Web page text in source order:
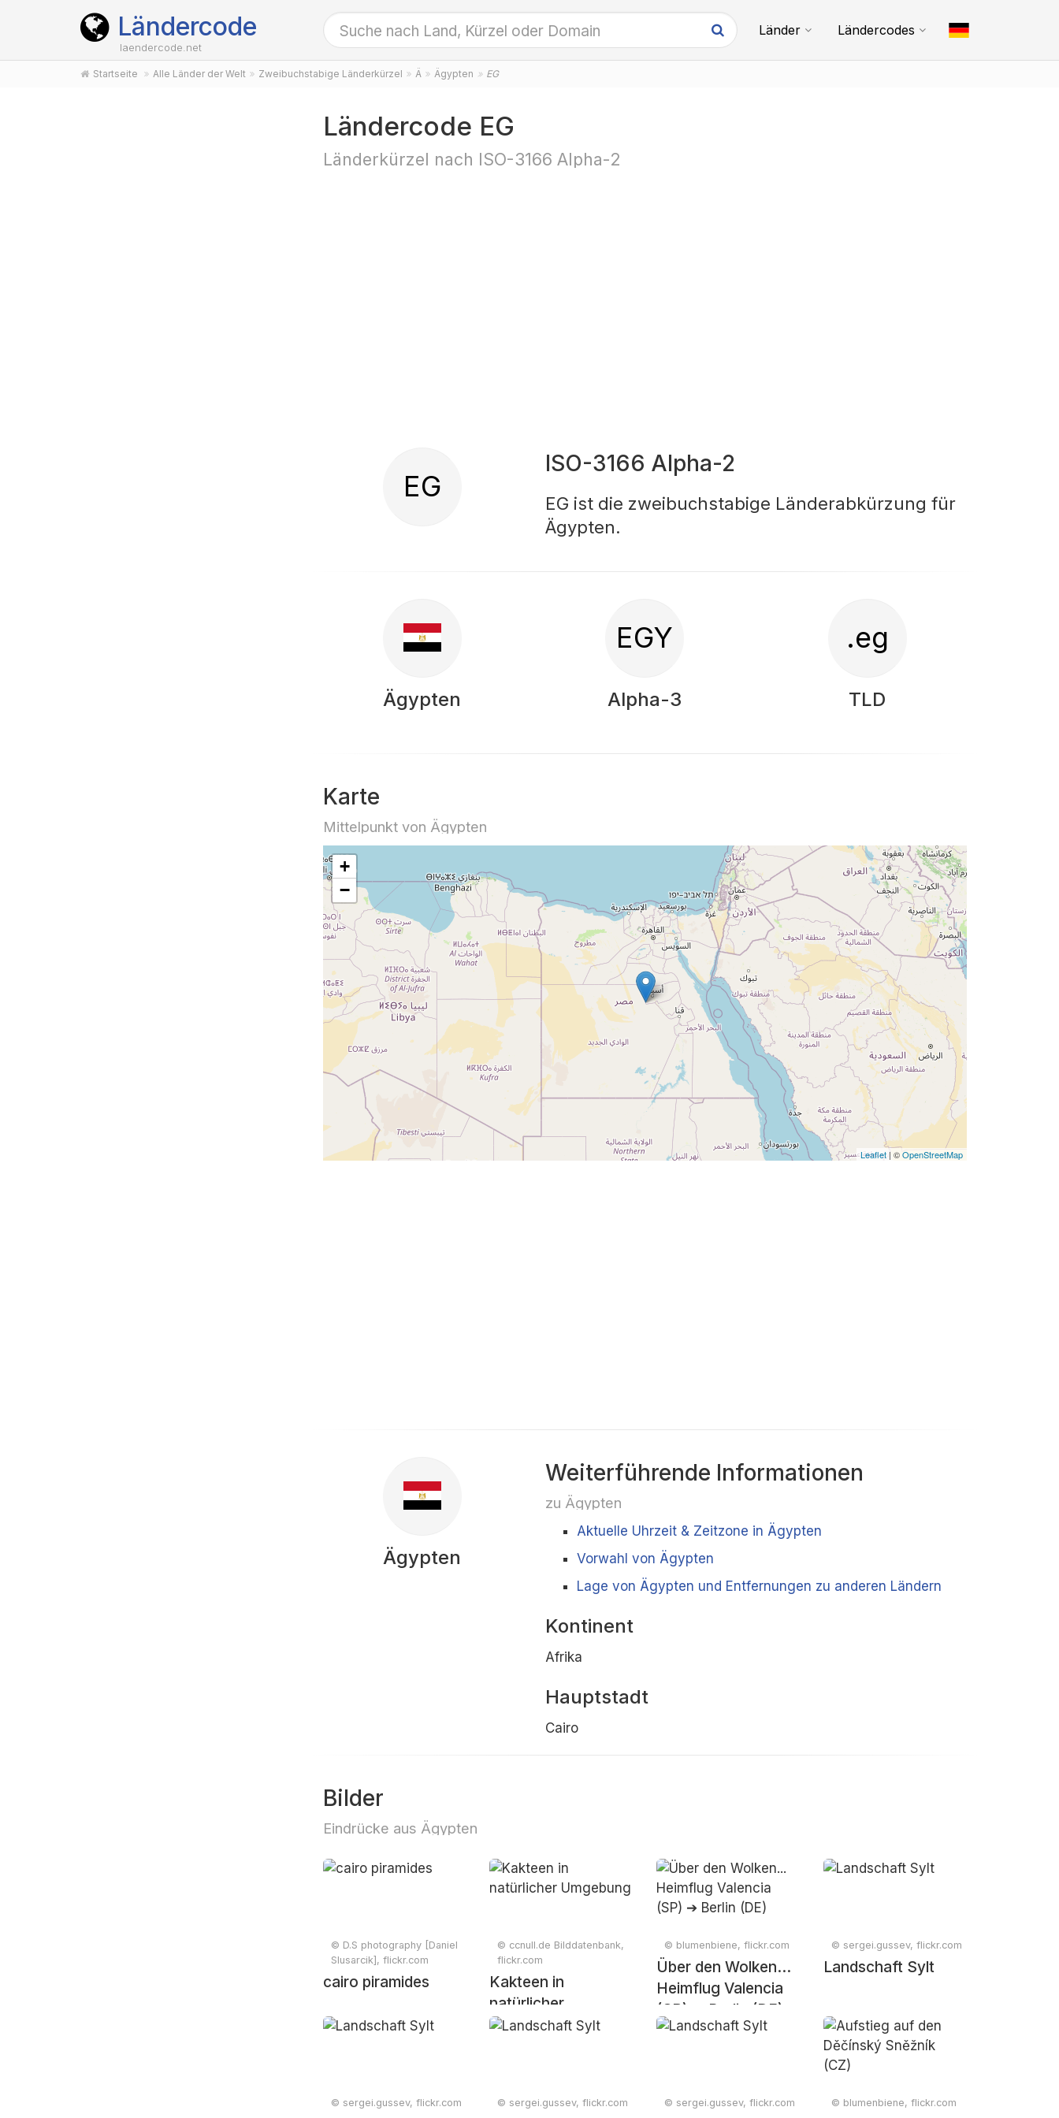
Ländercode
laendercode.net
Länder Ländercodes
Startseite Alle Länder der Welt Zweibuchstabige Länderkürzel Ä Ägypten EG
Ländercode EG
Länderkürzel nach ISO-3166 Alpha-2
EG
ISO-3166 Alpha-2
EG ist die zweibuchstabige Länderabkürzung für
Ägypten.
Ägypten
EGY
Alpha-3
.eg
TLD
Karte
Mittelpunkt von Ägypten
+
−
Leaflet | ©OpenStreetMap
Ägypten
Weiterführende Informationen
zu Ägypten
Aktuelle Uhrzeit & Zeitzone in Ägypten
Vorwahl von Ägypten
Lage von Ägypten und Entfernungen zu anderen Ländern
Kontinent
Afrika
Hauptstadt
Cairo
Bilder
Eindrücke aus Ägypten
© D.S photography [Daniel
Slusarcik], flickr.com
cairo piramides
© ccnull.de Bilddatenbank,
flickr.com
Kakteen in
natürlicher
Umgebung
© blumenbiene, flickr.com
Über den Wolken...
Heimflug Valencia
(SP) ➔ Berlin (DE)
© sergei.gussev, flickr.com
Landschaft Sylt
© sergei.gussev, flickr.com © sergei.gussev, flickr.com © sergei.gussev, flickr.com © blumenbiene, flickr.com